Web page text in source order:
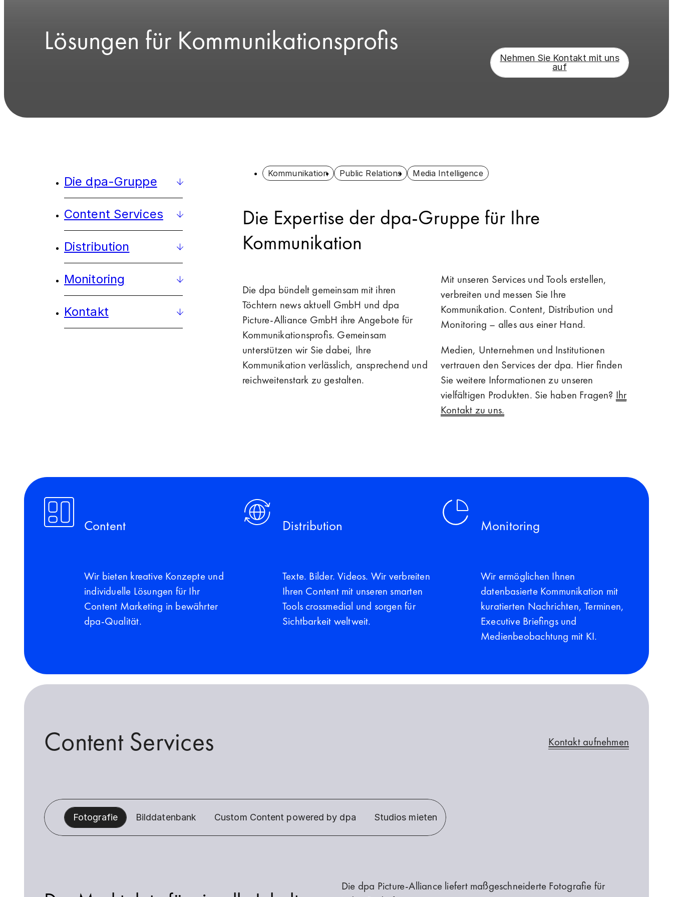
Lösungen für Kommunikationsprofis
Nehmen Sie Kontakt mit uns
auf
Die dpa-Gruppe
Content Services
Distribution
Monitoring
Kontakt
Kommunikation Public Relations Media Intelligence
Die Expertise der dpa-Gruppe für Ihre
Kommunikation
Die dpa bündelt gemeinsam mit ihren
Töchtern news aktuell GmbH und dpa
Picture-Alliance GmbH ihre Angebote für
Kommunikationsprofis. Gemeinsam
unterstützen wir Sie dabei, Ihre
Kommunikation verlässlich, ansprechend und
reichweitenstark zu gestalten.
Mit unseren Services und Tools erstellen,
verbreiten und messen Sie Ihre
Kommunikation. Content, Distribution und
Monitoring – alles aus einer Hand.
Medien, Unternehmen und Institutionen
vertrauen den Services der dpa. Hier finden
Sie weitere Informationen zu unseren
vielfältigen Produkten. Sie haben Fragen? Ihr
Kontakt zu uns.
Content
Wir bieten kreative Konzepte und
individuelle Lösungen für Ihr
Content Marketing in bewährter
dpa-Qualität.
Distribution
Texte. Bilder. Videos. Wir verbreiten
Ihren Content mit unseren smarten
Tools crossmedial und sorgen für
Sichtbarkeit weltweit.
Monitoring
Wir ermöglichen Ihnen
datenbasierte Kommunikation mit
kuratierten Nachrichten, Terminen,
Executive Briefings und
Medienbeobachtung mit KI.
Content Services Kontakt aufnehmen
Fotografie Bilddatenbank Custom Content powered by dpa Studios mieten
Die dpa Picture-Alliance liefert maßgeschneiderte Fotografie für